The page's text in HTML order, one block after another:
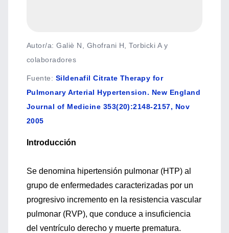
Autor/a: Galiè N, Ghofrani H, Torbicki A y
colaboradores
Fuente: Sildenafil Citrate Therapy for
Pulmonary Arterial Hypertension. New England
Journal of Medicine 353(20):2148-2157, Nov
2005
Introducción
Se denomina hipertensión pulmonar (HTP) al
grupo de enfermedades caracterizadas por un
progresivo incremento en la resistencia vascular
pulmonar (RVP), que conduce a insuficiencia
del ventrículo derecho y muerte prematura.